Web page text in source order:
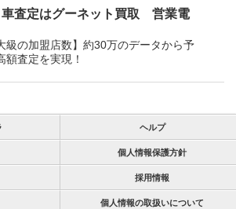
車査定はグーネット買取 営業電
級の加盟店数】約30万のデータから予
額査定を実現！
ヘルプ
個人情報保護方針
採用情報
個人情報の取扱いについて